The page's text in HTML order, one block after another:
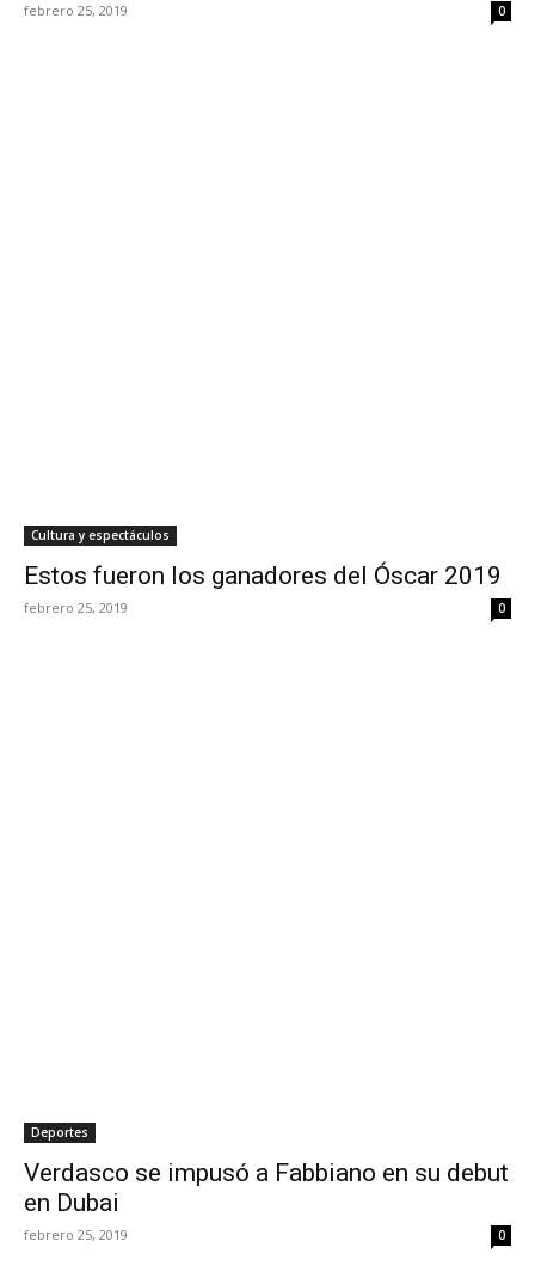
febrero 25, 2019 0
Cultura y espectáculos
Estos fueron los ganadores del Óscar 2019
febrero 25, 2019 0
Deportes
Verdasco se impusó a Fabbiano en su debut
en Dubai
febrero 25, 2019 0